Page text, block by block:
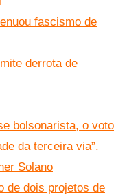
fascismo de
derrota de
bolsonarista, o voto
da terceira via”.
Solano
de dois projetos de